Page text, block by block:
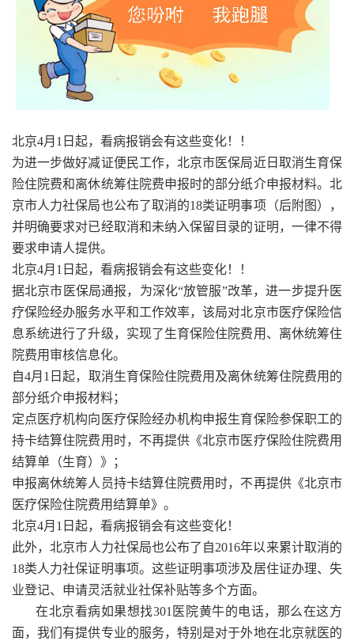
北京4月1日起，看病报销会有这些变化！！
为进一步做好减证便民工作，北京市医保局近日取消生育保
险住院费和离休统筹住院费申报时的部分纸介申报材料。北
京市人力社保局也公布了取消的18类证明事项（后附图），
并明确要求对已经取消和未纳入保留目录的证明，一律不得
要求申请人提供。
北京4月1日起，看病报销会有这些变化！！
据北京市医保局通报，为深化“放管服”改革，进一步提升医
疗保险经办服务水平和工作效率，该局对北京市医疗保险信
息系统进行了升级，实现了生育保险住院费用、离休统筹住
院费用审核信息化。
自4月1日起，取消生育保险住院费用及离休统筹住院费用的
部分纸介申报材料；
定点医疗机构向医疗保险经办机构申报生育保险参保职工的
持卡结算住院费用时，不再提供《北京市医疗保险住院费用
结算单（生育）》；
申报离休统筹人员持卡结算住院费用时，不再提供《北京市
医疗保险住院费用结算单》。
北京4月1日起，看病报销会有这些变化！
此外，北京市人力社保局也公布了自2016年以来累计取消的
18类人力社保证明事项。这些证明事项涉及居住证办理、失
业登记、申请灵活就业社保补贴等多个方面。
在北京看病如果想找301医院黄牛的电话，那么在这方
面，我们有提供专业的服务，特别是对于外地在北京就医的